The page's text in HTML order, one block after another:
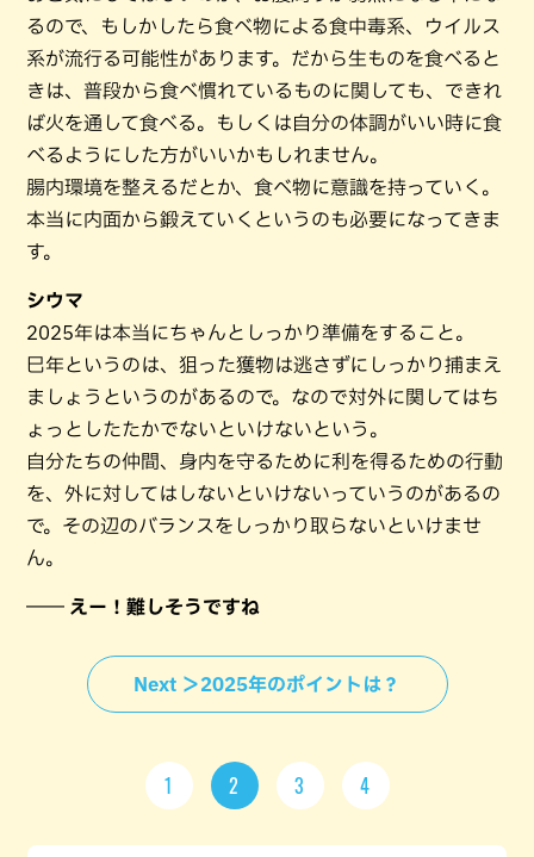
るので、もしかしたら食べ物による食中毒系、ウイルス
系が流行る可能性があります。だから生ものを食べると
きは、普段から食べ慣れているものに関しても、できれ
ば火を通して食べる。もしくは自分の体調がいい時に食
べるようにした方がいいかもしれません。
腸内環境を整えるだとか、食べ物に意識を持っていく。
本当に内面から鍛えていくというのも必要になってきま
す。
シウマ
2025年は本当にちゃんとしっかり準備をすること。
巳年というのは、狙った獲物は逃さずにしっかり捕まえ
ましょうというのがあるので。なので対外に関してはち
ょっとしたたかでないといけないという。
自分たちの仲間、身内を守るために利を得るための行動
を、外に対してはしないといけないっていうのがあるの
で。その辺のバランスをしっかり取らないといけませ
ん。
―― えー！難しそうですね
Next ＞2025年のポイントは？
1 2 3 4